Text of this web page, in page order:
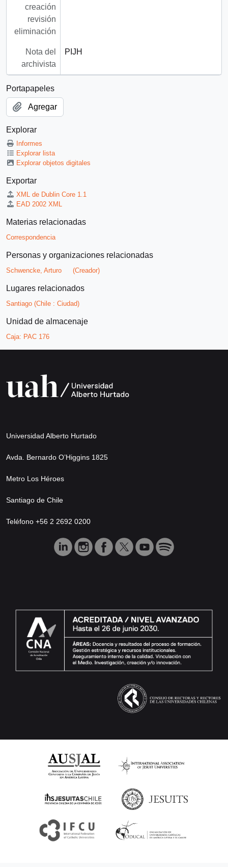
creación
revisión
eliminación
Nota del
archivista
PIJH
Portapapeles
Agregar
Explorar
Informes
Explorar lista
Explorar objetos digitales
Exportar
XML de Dublin Core 1.1
EAD 2002 XML
Materias relacionadas
Correspondencia
Personas y organizaciones relacionadas
Schwencke, Arturo (Creador)
Lugares relacionados
Santiago (Chile : Ciudad)
Unidad de almacenaje
Caja: PAC 176
Universidad Alberto Hurtado
Avda. Bernardo O’Higgins 1825
Metro Los Héroes
Santiago de Chile
Teléfono +56 2 2692 0200